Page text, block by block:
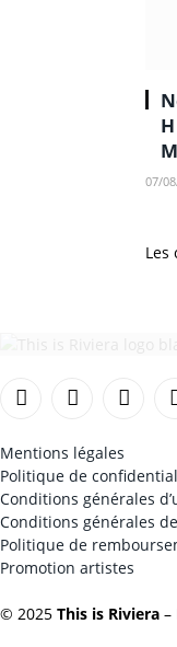
07/
Les
FacebookInstagramTikTok
Mentions légales
Politique de
Conditions générales
Conditions générales
Politique de
Promotion artistes
© 2025 This is Riviera –